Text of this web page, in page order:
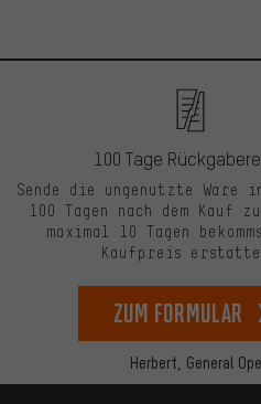
Herbert, General
100 Tage
Sende die ungenutzte Ware
100 Tagen nach dem Kauf
maximal 10 Tagen
Kaufpreis
zum Formular